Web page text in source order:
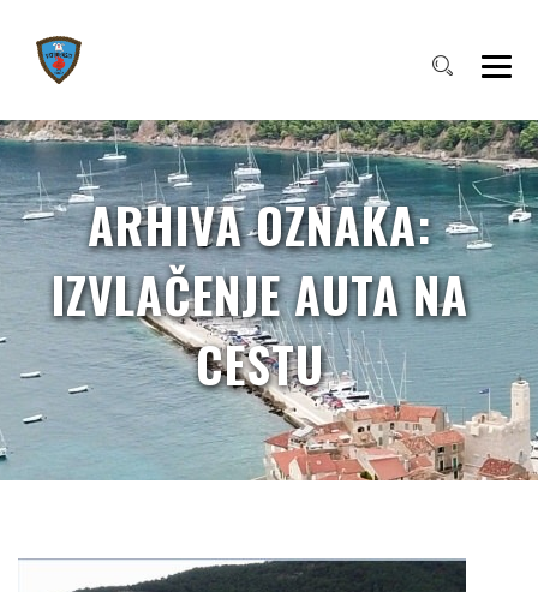
ARHIVA OZNAKA:
IZVLAČENJE AUTA NA
CESTU